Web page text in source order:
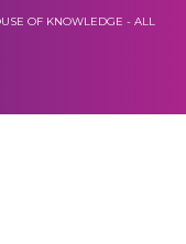
OF KNOWLEDGE - ALL